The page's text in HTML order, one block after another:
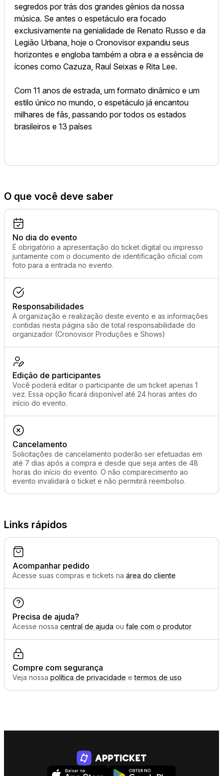
segredos por trás dos grandes gênios da nossa
música. Se antes o espetáculo era focado
exclusivamente na genialidade de Renato Russo e da
Legião Urbana, hoje o Cronovisor expandiu seus
horizontes e engloba também a obra e a essência de
ícones como Cazuza, Raul Seixas e Rita Lee.
Com 11 anos de estrada, um formato dinâmico e um
estilo único no mundo, o espetáculo já encantou
milhares de fãs, passando por todos os estados
brasileiros e 13 países
O que você deve saber
No dia do evento
É obrigatório a apresentação do ticket digital ou impresso
juntamente com o documento de identificação oficial com
foto para a entrada no evento.
Responsabilidades
A organização e realização deste evento e as informações
contidas nesta página são de total responsabilidade do
organizador (Cronovisor Produções e Shows)
Edição de participantes
Você poderá editar o participante de um ticket apenas 1
vez. Essa opção ficará disponível até 24 horas antes do
início do evento.
Cancelamento
Solicitações de cancelamento poderão ser efetuadas em
até 7 dias após a compra e desde que seja antes de 48
horas do início do evento. O não comparecimento ao
evento invalidará o ticket e não permitirá reembolso.
Links rápidos
Acompanhar pedido
Acesse suas compras e tickets na área do cliente
Precisa de ajuda?
Acesse nossa central de ajuda ou fale com o produtor
Compre com segurança
Veja nossa política de privacidade etermos de uso